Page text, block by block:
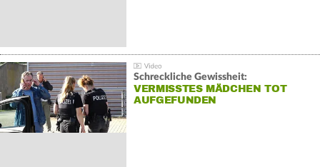
Schreckliche Gewissheit:
VERMISSTES MÄDCHEN TOT
AUFGEFUNDEN